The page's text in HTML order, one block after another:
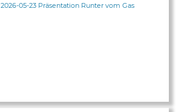
2026-05-23 Präsentation Runter vom Gas